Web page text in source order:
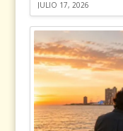
JULIO 17, 2026